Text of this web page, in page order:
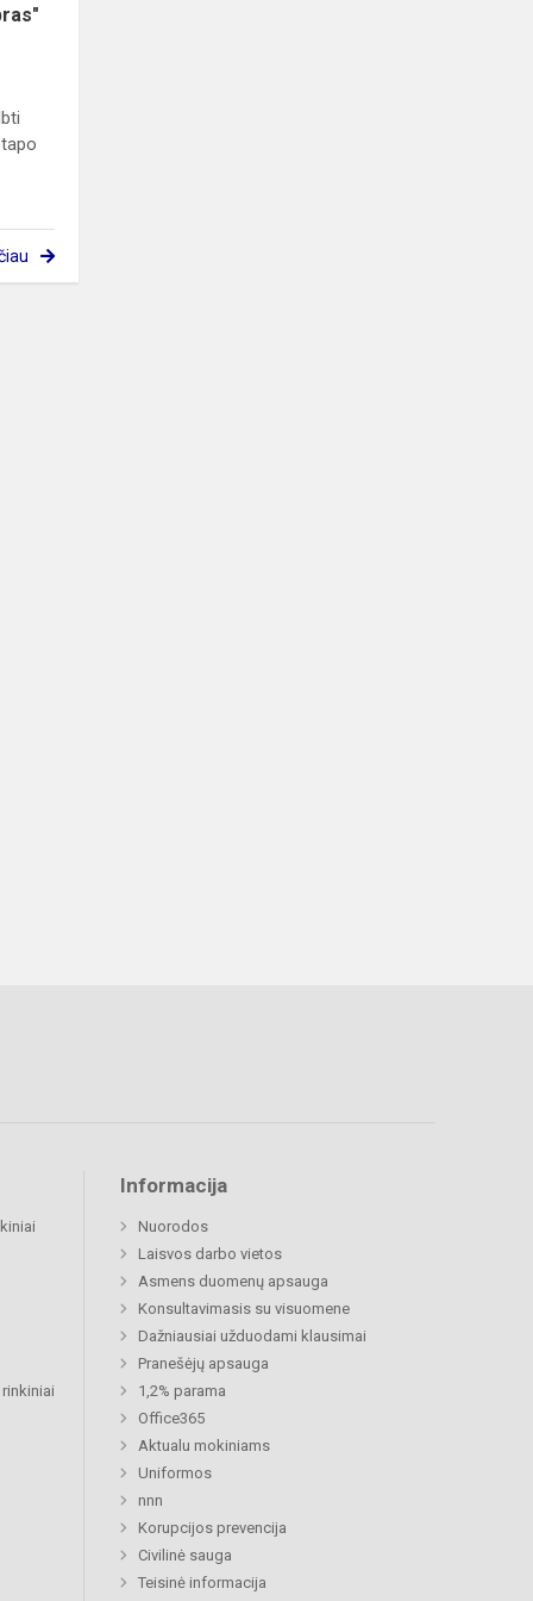
Informacija
Nuorodos
Laisvos darbo vietos
Asmens duomenų apsauga
Konsultavimasis su visuomene
Dažniausiai užduodami klausimai
Pranešėjų apsauga
1,2% parama
Office365
Aktualu mokiniams
Uniformos
nnn
Korupcijos prevencija
Civilinė sauga
Teisinė informacija